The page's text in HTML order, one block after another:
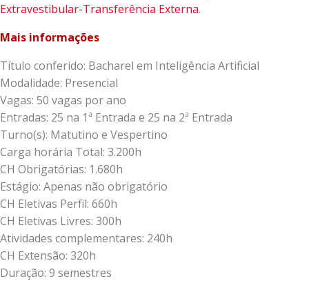
Extravestibular-Transferência Externa.
Mais informações
Título conferido: Bacharel em Inteligência Artificial
Modalidade: Presencial
Vagas: 50 vagas por ano
Entradas: 25 na 1ª Entrada e 25 na 2ª Entrada
Turno(s): Matutino e Vespertino
Carga horária Total: 3.200h
CH Obrigatórias: 1.680h
Estágio: Apenas não obrigatório
CH Eletivas Perfil: 660h
CH Eletivas Livres: 300h
Atividades complementares: 240h
CH Extensão: 320h
Duração: 9 semestres